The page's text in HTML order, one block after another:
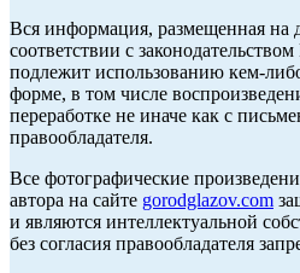
Вся информация, размещенная на
соответствии с
подлежит использованию кем-
форме, в том числе
переработке не иначе как с
правообладателя.
Все фотографические
автора на сайте gorodglazov.com
и являются интеллектуальной
без согласия правообладателя